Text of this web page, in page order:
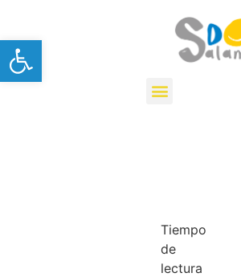
Abrir barra de
sitio
web
incluye
Tiempo
de
lectura